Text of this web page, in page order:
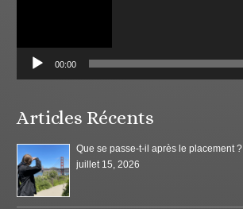
00:00
Articles Récents
Que se passe-t-il après le placement ?
juillet 15, 2026